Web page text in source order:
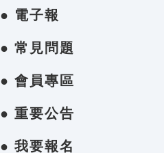
● 電子報
● 常見問題
● 會員專區
● 重要公告
● 我要報名